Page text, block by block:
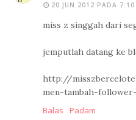
20 JUN 2012 PADA 7:10
miss z singgah dari
jemputlah datang ke
http://
men-tambah-
Balas
Padam